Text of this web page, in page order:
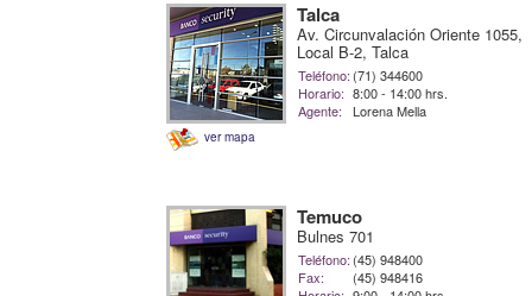
ver mapa
Talca
Av. Circunvalación Oriente 1055,
Local B-2, Talca
Teléfono: (71) 344600
Horario: 8:00 - 14:00 hrs.
Agente:
Lorena Mella
Temuco
Bulnes 701
Teléfono: (45) 948400
Fax:
(45) 948416